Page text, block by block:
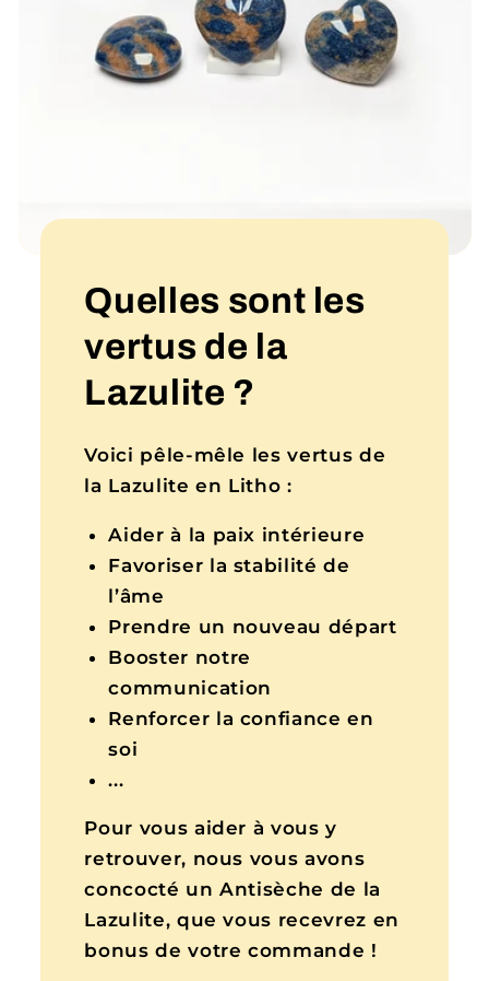
Quelles sont les
vertus de la
Lazulite ?
Voici pêle-mêle les vertus de
la Lazulite en Litho :
Aider à la paix intérieure
Favoriser la stabilité de
l’âme
Prendre un nouveau départ
Booster notre
communication
Renforcer la confiance en
soi
...
Pour vous aider à vous y
retrouver, nous vous avons
concocté un Antisèche de la
Lazulite, que vous recevrez en
bonus de votre commande !